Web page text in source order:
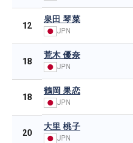
12
泉田 琴菜
JPN
18
荒木 優奈
JPN
18
鶴岡 果恋
JPN
20
大里 桃子
JPN